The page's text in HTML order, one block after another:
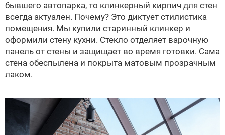
бывшего автопарка, то клинкерный кирпич для стен
всегда актуален. Почему? Это диктует стилистика
помещения. Мы купили старинный клинкер и
оформили стену кухни. Стекло отделяет варочную
панель от стены и защищает во время готовки. Сама
стена обеспылена и покрыта матовым прозрачным
лаком.